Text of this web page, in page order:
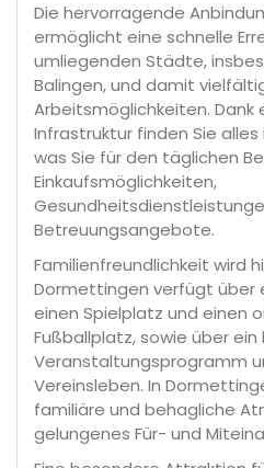
Die hervorragende
ermöglicht eine schnelle
umliegenden Städte,
Balingen, und damit
Arbeitsmöglichkeiten.
Infrastruktur finden Sie
was Sie für den täglichen
Einkaufsmöglichkeiten,
Betreuungsangebote.
Familienfreundlichkeit wird
Dormettingen verfügt über
einen Spielplatz und einen
Fußballplatz, sowie über
Veranstaltungsprogramm
Vereinsleben. In
familiäre und behagliche
gelungenes Für- und